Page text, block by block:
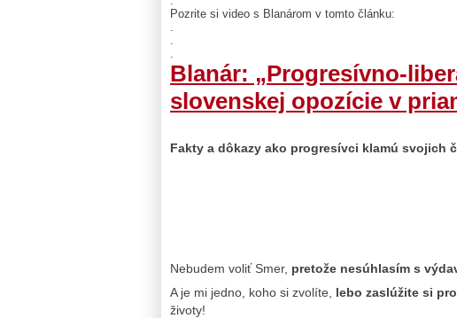
Pozrite si video s Blanárom v tomto článku:
Blanár: „Progresívno-
slovenskej opozície v
Fakty a dôkazy ako progresívci klamú svojich
Nebudem voliť Smer, pretože nesúhlasím s
A je mi jedno, koho si zvolíte,
lebo zaslúžite si
životy!